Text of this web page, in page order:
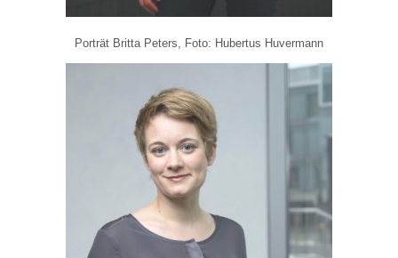
Porträt Britta Peters, Foto: Hubertus Huvermann